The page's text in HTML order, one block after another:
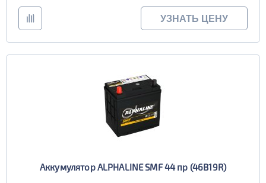
УЗНАТЬ ЦЕНУ
Аккумулятор ALPHALINE SMF 44 пр (46B19R)